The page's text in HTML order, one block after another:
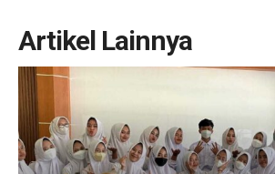
Artikel Lainnya